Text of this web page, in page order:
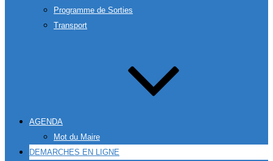
Programme de Sorties
Transport
AGENDA
Mot du Maire
DEMARCHES EN LIGNE